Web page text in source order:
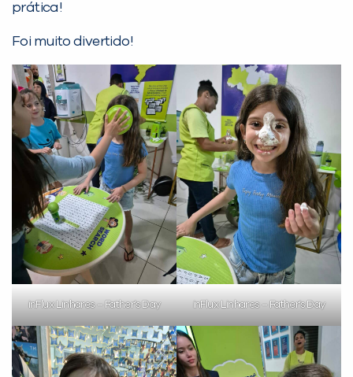
prática!
Foi muito divertido!
inFlux Linhares – Father’s Day inFlux Linhares – Father’s Day
PEÇA UMA DEMONSTRAÇÃO DE MÉTODO
Desculpe!
Não encontramos nenhuma unidade
inFlux nesta cidade ou bairro que
você digitou.